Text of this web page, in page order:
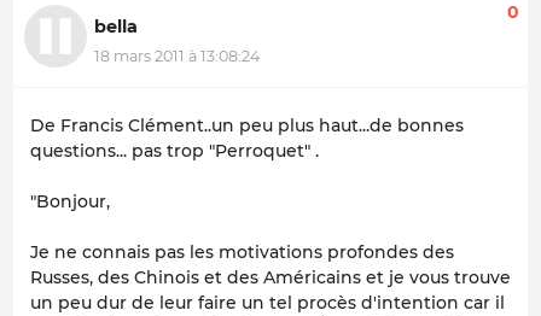
bella
18 mars 2011 à 13:08:24
0
De Francis Clément..un peu plus haut...de bonnes
questions... pas trop "Perroquet" .
"Bonjour,
Je ne connais pas les motivations profondes des
Russes, des Chinois et des Américains et je vous trouve
un peu dur de leur faire un tel procès d'intention car il